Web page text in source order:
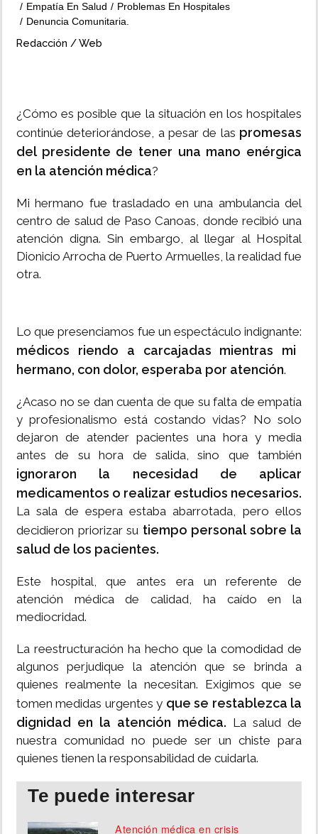
Empatía En Salud
Problemas En Hospitales
Denuncia Comunitaria.
Redacción / Web
¿Cómo es posible que la situación en los hospitales
continúe deteriorándose, a pesar de las promesas
del presidente de tener una mano enérgica
en la atención médica?
Mi hermano fue trasladado en una ambulancia del
centro de salud de Paso Canoas, donde recibió una
atención digna. Sin embargo, al llegar al Hospital
Dionicio Arrocha de Puerto Armuelles, la realidad fue
otra.
Lo que presenciamos fue un espectáculo indignante:
médicos riendo a carcajadas mientras mi
hermano, con dolor, esperaba por atención.
¿Acaso no se dan cuenta de que su falta de empatía
y profesionalismo está costando vidas? No solo
dejaron de atender pacientes una hora y media
antes de su hora de salida, sino que también
ignoraron la necesidad de aplicar
medicamentos o realizar estudios necesarios.
La sala de espera estaba abarrotada, pero ellos
decidieron priorizar su tiempo personal sobre la
salud de los pacientes.
Este hospital, que antes era un referente de
atención médica de calidad, ha caído en la
mediocridad.
La reestructuración ha hecho que la comodidad de
algunos perjudique la atención que se brinda a
quienes realmente la necesitan. Exigimos que se
tomen medidas urgentes y que se restablezca la
dignidad en la atención médica. La salud de
nuestra comunidad no puede ser un chiste para
quienes tienen la responsabilidad de cuidarla.
Te puede interesar
Atención médica en crisis